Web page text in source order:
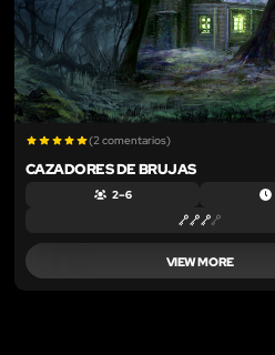
(2 comentarios)
CAZADORES DE BRUJAS
2 – 6
VIEW MORE